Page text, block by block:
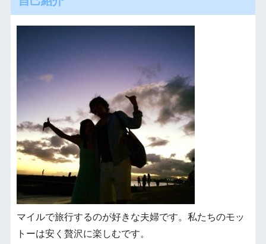
マイルで旅行するのが好きな夫婦です。私たちのモッ
トーは安く贅沢に楽しむです。